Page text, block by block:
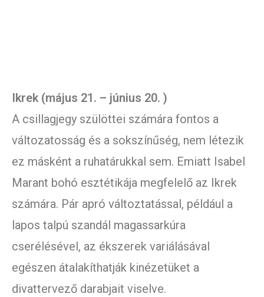
Ikrek (május 21. – június 20. )
A csillagjegy szülöttei számára fontos a
változatosság és a sokszínűség, nem létezik
ez másként a ruhatárukkal sem. Emiatt Isabel
Marant bohó esztétikája megfelelő az Ikrek
számára. Pár apró változtatással, például a
lapos talpú szandál magassarkúra
cserélésével, az ékszerek variálásával
egészen átalakíthatják kinézetüket a
divattervező darabjait viselve.